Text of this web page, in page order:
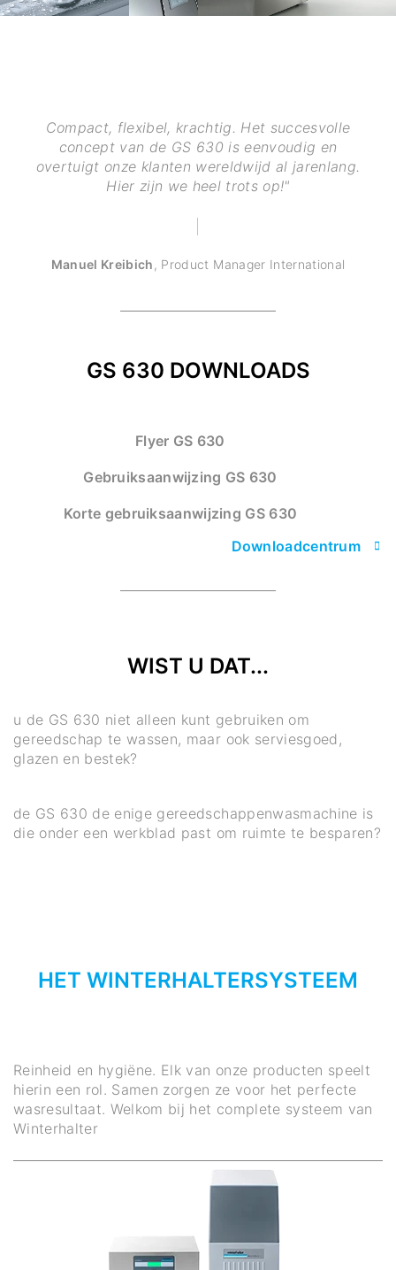
Compact, flexibel, krachtig. Het succesvolle
concept van de GS 630 is eenvoudig en
overtuigt onze klanten wereldwijd al jarenlang.
Hier zijn we heel trots op!"
Manuel Kreibich , Product Manager International
GS 630 DOWNLOADS
Flyer GS 630
Gebruiksaanwijzing GS 630
Korte gebruiksaanwijzing GS 630
Downloadcentrum
WIST U DAT...
u de GS 630 niet alleen kunt gebruiken om
gereedschap te wassen, maar ook serviesgoed,
glazen en bestek?
de GS 630 de enige gereedschappenwasmachine is
die onder een werkblad past om ruimte te besparen?
HET WINTERHALTERSYSTEEM
Reinheid en hygiëne. Elk van onze producten speelt
hierin een rol. Samen zorgen ze voor het perfecte
wasresultaat. Welkom bij het complete systeem van
Winterhalter